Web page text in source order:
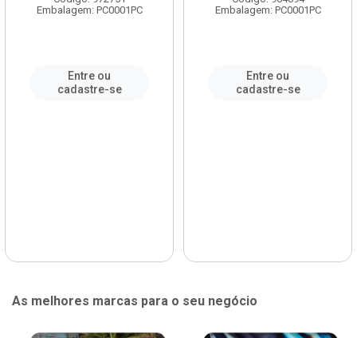
Embalagem: PC0001PC
Entre ou
cadastre-se
Embalagem: PC0001PC
Entre ou
cadastre-se
As melhores marcas para o seu negócio